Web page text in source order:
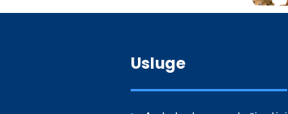
Usluge